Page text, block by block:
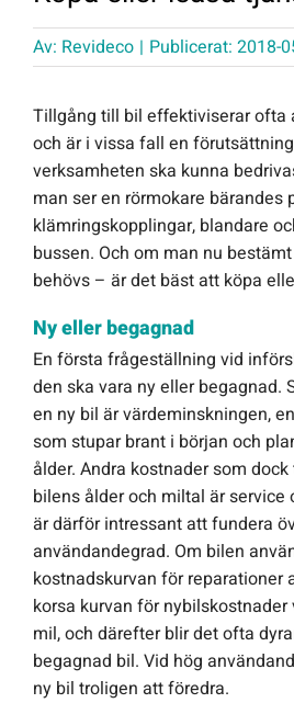
Offert Direkt
Logga in
Av: Revideco | Publicerat: 2018-
Tillgång till bil effektiviserar ofta
och är i vissa fall en
verksamheten ska kunna
man ser en rörmokare bärandes
klämringskopplingar, blandare
bussen. Och om man nu
behövs – är det bäst att köpa
Ny eller begagnad
En första frågeställning vid
den ska vara ny eller begagnad.
en ny bil är värdeminskningen,
som stupar brant i början och
ålder. Andra kostnader som
bilens ålder och miltal är service
är därför intressant att fundera
användandegrad. Om bilen
kostnadskurvan för reparationer
korsa kurvan för
mil, och därefter blir det ofta
begagnad bil. Vid hög
ny bil troligen att föredra.